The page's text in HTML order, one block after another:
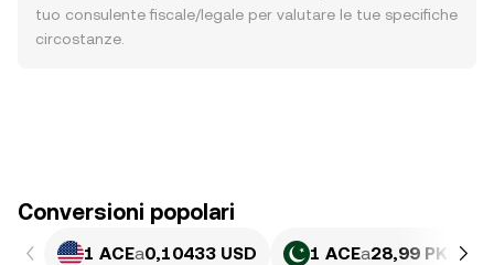
tuo consulente fiscale/legale per valutare le tue specifiche
circostanze.
Conversioni popolari
1 ACEa0,10433 USD 1 ACEa28,99 PKR